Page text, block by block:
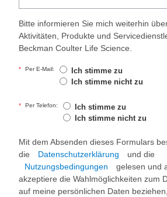
Bitte informieren Sie mich weiterhin
Aktivitäten, Produkte und
Beckman Coulter Life Science.
* Per E-Mail:
Ich stimme zu
Ich stimme nicht zu
* Per Telefon:
Ich stimme zu
Ich stimme nicht zu
Mit dem Absenden dieses Formulars
die
Datenschutzerklärung
und die
Nutzungsbedingungen
gelesen und
akzeptiere die Wahlmöglichkeiten zum
auf meine persönlichen Daten